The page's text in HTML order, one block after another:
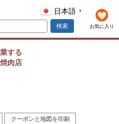
お気に入り
日本語 ▼
検索
する
肉店
クーポンと地図を印刷